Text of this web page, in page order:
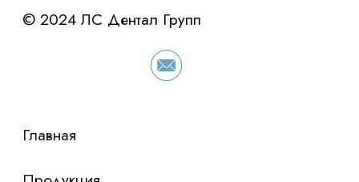
«Уралпромлизинг» подберем выгодные
условия по лизингу оборудования,
просто оставьте контакты чтобы мы
сориентировали по условиям